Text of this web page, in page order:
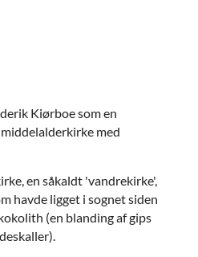
Kiørboe som en
med
en såkaldt 'vandrekirke',
havde ligget i sognet siden
(en blanding af gips